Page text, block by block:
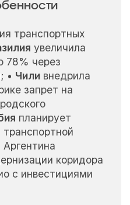
транспортных
увеличила
78% через
• Чиливнедрила
запрет на
планирует
Аргентина
коридора
с инвестициями